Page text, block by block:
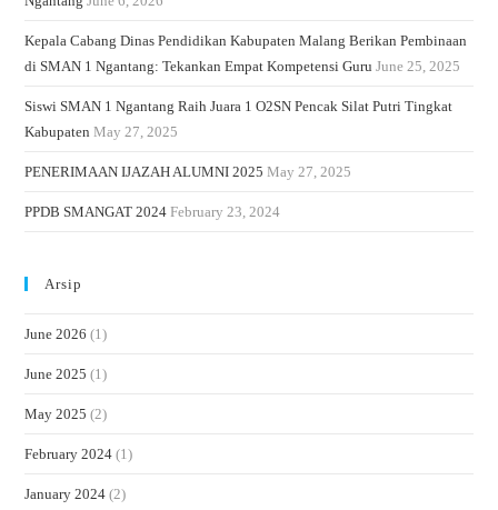
Kepala Cabang Dinas Pendidikan Kabupaten Malang Berikan Pembinaan
di SMAN 1 Ngantang: Tekankan Empat Kompetensi Guru June 25, 2025
Siswi SMAN 1 Ngantang Raih Juara 1 O2SN Pencak Silat Putri Tingkat
Kabupaten May 27, 2025
PENERIMAAN IJAZAH ALUMNI 2025 May 27, 2025
PPDB SMANGAT 2024 February 23, 2024
Arsip
June 2026 (1)
June 2025 (1)
May 2025 (2)
February 2024 (1)
January 2024 (2)